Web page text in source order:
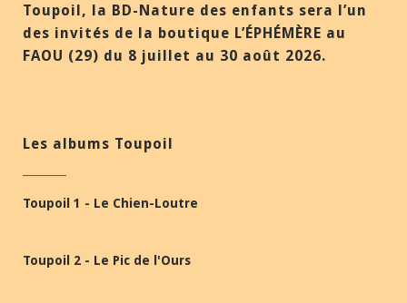
Toupoil, la BD-Nature des enfants sera l’un
des invités de la boutique L’ÉPHÉMÈRE au
FAOU (29) du 8 juillet au 30 août 2026.
Les albums Toupoil
Toupoil 1 - Le Chien-Loutre
Toupoil 2 - Le Pic de l'Ours